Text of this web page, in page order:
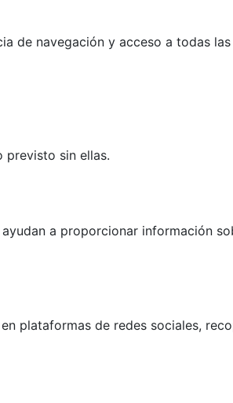
de navegación y acceso a todas
previsto sin ellas.
a proporcionar información
plataformas de redes sociales,